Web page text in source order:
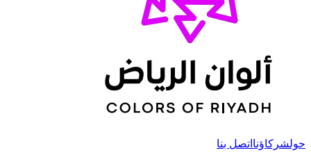
حولشركاؤنا اتصل بنا